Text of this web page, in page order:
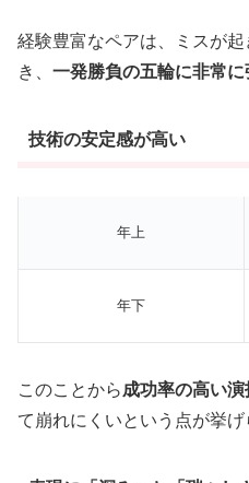
経験豊富なペアは、ミスが
き、 一発勝負の五輪に非常に
技術の安定感が高い
年上
年下
このことから成功率の高い演
て崩れにくいという点が挙げ